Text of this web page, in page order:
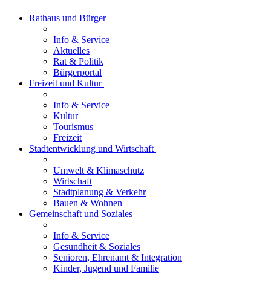
Rathaus und Bürger
Info & Service
Aktuelles
Rat & Politik
Bürgerportal
Freizeit und Kultur
Info & Service
Kultur
Tourismus
Freizeit
Stadtentwicklung und Wirtschaft
Umwelt & Klimaschutz
Wirtschaft
Stadtplanung & Verkehr
Bauen & Wohnen
Gemeinschaft und Soziales
Info & Service
Gesundheit & Soziales
Senioren, Ehrenamt & Integration
Kinder, Jugend und Familie